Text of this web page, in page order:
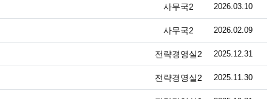
사무국2 2026.03.10등록
사무국2 2026.02.09등록
전략경영실2 2025.12.31
전략경영실2 2025.11.30등록